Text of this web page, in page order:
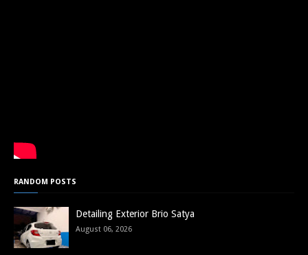
RANDOM POSTS
Detailing Exterior Brio Satya
August 06, 2026